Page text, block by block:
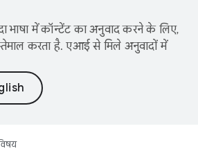
भाषा में कॉन्टेंट का अनुवाद करने के लिए,
करता है. एआई से मिले अनुवादों में